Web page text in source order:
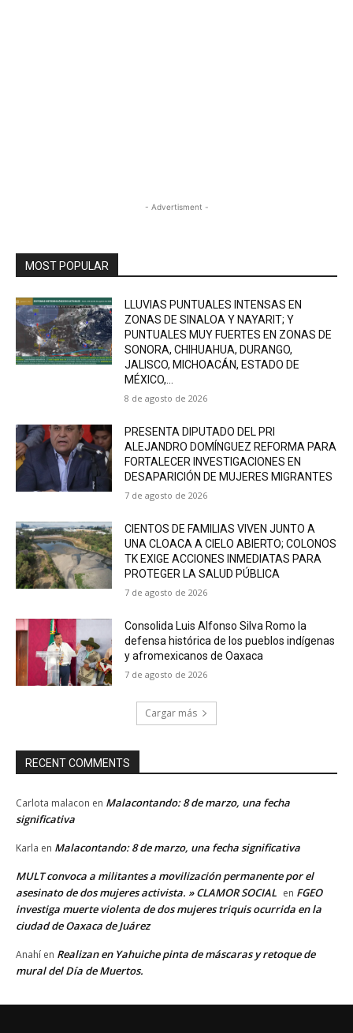
- Advertisment -
MOST POPULAR
LLUVIAS PUNTUALES INTENSAS EN
ZONAS DE SINALOA Y NAYARIT; Y
PUNTUALES MUY FUERTES EN ZONAS DE
SONORA, CHIHUAHUA, DURANGO,
JALISCO, MICHOACÁN, ESTADO DE
MÉXICO,...
8 de agosto de 2026
PRESENTA DIPUTADO DEL PRI
ALEJANDRO DOMÍNGUEZ REFORMA PARA
FORTALECER INVESTIGACIONES EN
DESAPARICIÓN DE MUJERES MIGRANTES
7 de agosto de 2026
CIENTOS DE FAMILIAS VIVEN JUNTO A
UNA CLOACA A CIELO ABIERTO; COLONOS
TK EXIGE ACCIONES INMEDIATAS PARA
PROTEGER LA SALUD PÚBLICA
7 de agosto de 2026
Consolida Luis Alfonso Silva Romo la
defensa histórica de los pueblos indígenas
y afromexicanos de Oaxaca
7 de agosto de 2026
Cargar más
RECENT COMMENTS
Carlota malacon en Malacontando: 8 de marzo, una fecha
significativa
Karla en Malacontando: 8 de marzo, una fecha significativa
MULT convoca a militantes a movilización permanente por el
asesinato de dos mujeres activista. » CLAMOR SOCIAL en FGEO
investiga muerte violenta de dos mujeres triquis ocurrida en la
ciudad de Oaxaca de Juárez
Anahí en Realizan en Yahuiche pinta de máscaras y retoque de
mural del Día de Muertos.